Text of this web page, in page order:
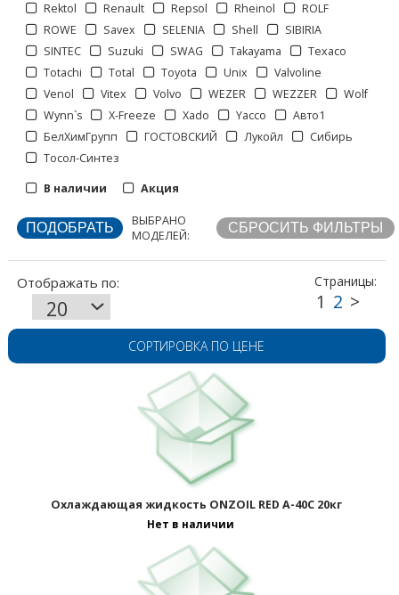
Rektol
Renault Repsol Rheinol
ROLF
ROWE
Savex SELENIA Shell
SIBIRIA
SINTEC
Suzuki SWAG Takayama
Texaco
Totachi
Total Toyota Unix
Valvoline
Venol
Vitex Volvo WEZER WEZZER
Wolf
Wynn`s
X-Freeze Xado Yacco
Авто1
БелХимГрупп
ГОСТОВСКИЙ Лукойл
Сибирь
Тосол-Синтез
В наличии
Акция
ВЫБРАНО
МОДЕЛЕЙ:
Отображать по:
СОРТИРОВКА ПО ЦЕНЕ
Охлаждающая жидкость ONZOIL RED A-40C 20кг
Нет в наличии